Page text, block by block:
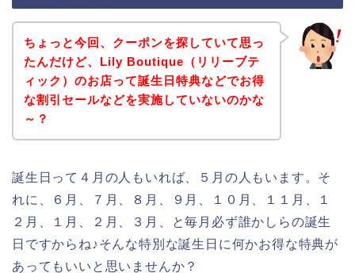
ちょっと今回、クーポンを探していて思っ
たんだけど、Lily Boutique（リリーブテ
ィック）のお店って誕生日特典などでお得
な割引セールなどを実施していないのかな
～？
誕生日って４月の人もいれば、５月の人もいます。そ
れに、６月、７月、８月、９月、１０月、１１月、１
２月、１月、２月、３月、と毎月必ず誰かしらの誕生
日ですからね♪そんな特別な誕生日に何かお得な特典が
あってもいいと思いませんか？